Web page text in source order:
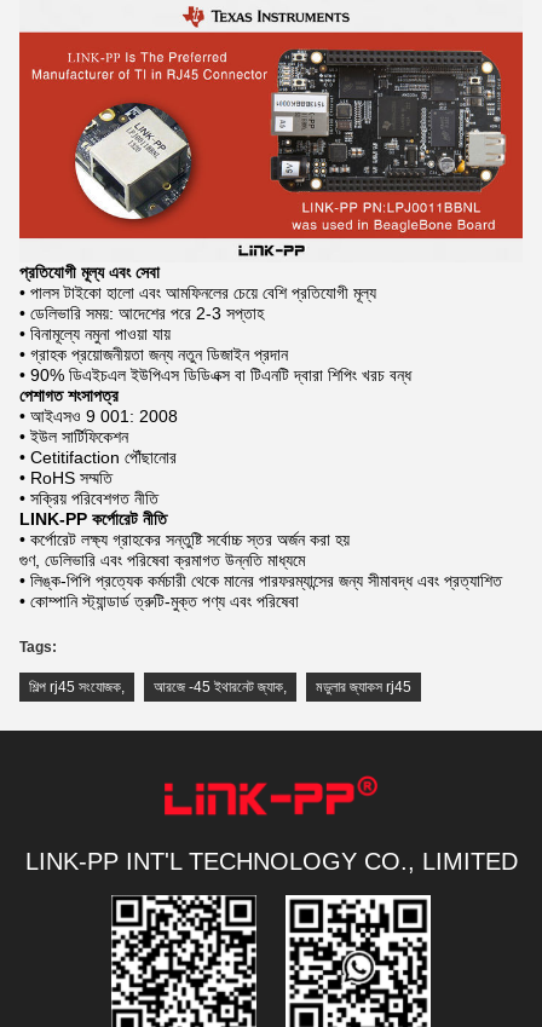
প্রতিযোগী মূল্য এবং সেবা
• পালস টাইকো হালো এবং আমফিনলের চেয়ে বেশি প্রতিযোগী মূল্য
• ডেলিভারি সময়: আদেশের পরে 2-3 সপ্তাহ
• বিনামূল্যে নমুনা পাওয়া যায়
• গ্রাহক প্রয়োজনীয়তা জন্য নতুন ডিজাইন প্রদান
• 90% ডিএইচএল ইউপিএস ডিডিএক্স বা টিএনটি দ্বারা শিপিং খরচ বন্ধ
পেশাগত শংসাপত্র
• আইএসও 9 001: 2008
• ইউল সার্টিফিকেশন
• Cetitifaction পৌঁছানোর
• RoHS সম্মতি
• সক্রিয় পরিবেশগত নীতি
LINK-PP কর্পোরেট নীতি
• কর্পোরেট লক্ষ্য গ্রাহকের সন্তুষ্টি সর্বোচ্চ স্তর অর্জন করা হয়
গুণ, ডেলিভারি এবং পরিষেবা ক্রমাগত উন্নতি মাধ্যমে
• লিঙ্ক-পিপি প্রত্যেক কর্মচারী থেকে মানের পারফরম্যান্সের জন্য সীমাবদ্ধ এবং প্রত্যাশিত
• কোম্পানি স্ট্যান্ডার্ড ত্রুটি-মুক্ত পণ্য এবং পরিষেবা
Tags:
শিল্প rj45 সংযোজক, আরজে -45 ইথারনেট জ্যাক, মডুলার জ্যাকস rj45
LINK-PP INT'L TECHNOLOGY CO., LIMITED